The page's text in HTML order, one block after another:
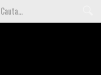
pentru investitori